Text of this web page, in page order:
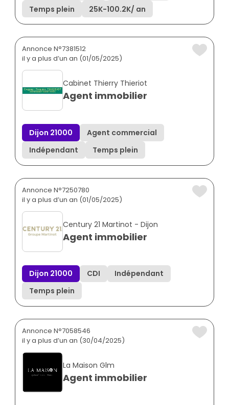
Temps plein
25K-100.2K/ an
Annonce N°7381512
il y a plus d’un an (01/05/2025)
Cabinet Thierry Thieriot
Agent immobilier
Dijon 21000
Agent commercial
Indépendant
Temps plein
Annonce N°7250780
il y a plus d’un an (01/05/2025)
Century 21 Martinot - Dijon
Agent immobilier
Dijon 21000 CDI
Indépendant
Temps plein
Annonce N°7058546
il y a plus d’un an (30/04/2025)
La Maison Glm
Agent immobilier